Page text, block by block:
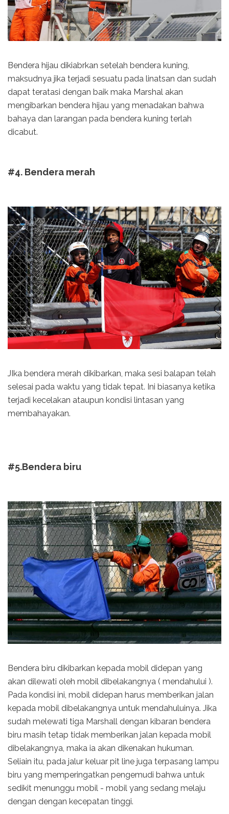
Bendera hijau dikiabrkan setelah bendera kuning,
maksudnya jika terjadi sesuatu pada linatsan dan sudah
dapat teratasi dengan baik maka Marshal akan
mengibarkan bendera hijau yang menadakan bahwa
bahaya dan larangan pada bendera kuning terlah
dicabut.
#4. Bendera merah
JIka bendera merah dikibarkan, maka sesi balapan telah
selesai pada waktu yang tidak tepat. Ini biasanya ketika
terjadi kecelakan ataupun kondisi lintasan yang
membahayakan.
#5.Bendera biru
Bendera biru dikibarkan kepada mobil didepan yang
akan dilewati oleh mobil dibelakangnya ( mendahului ).
Pada kondisi ini, mobil didepan harus memberikan jalan
kepada mobil dibelakangnya untuk mendahuluinya. Jika
sudah melewati tiga Marshall dengan kibaran bendera
biru masih tetap tidak memberikan jalan kepada mobil
dibelakangnya, maka ia akan dikenakan hukuman.
Seliain itu, pada jalur keluar pit line juga terpasang lampu
biru yang memperingatkan pengemudi bahwa untuk
sedikit menunggu mobil - mobil yang sedang melaju
dengan dengan kecepatan tinggi.